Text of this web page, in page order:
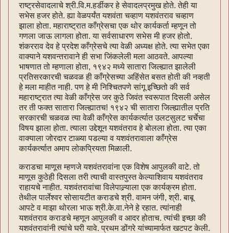
राष्ट्रसेवादलाचे श्री.वि.म.हर्डीकर हे सेवादलप्रमुख होते. तेही या
सभेस हजर होते. ह्या वेळपर्यंत यशवंता चव्हाण यशवंतराव चव्हाण
झाला होता. महाराष्ट्रात काँग्रेसचा एक थोर कार्यकर्ता म्हणून तो
गणला जाऊ लागला होता. या सर्वसाधारण सभेस मी हजर होतो.
शंकरराव देव हे प्रदेश काँग्रेसचे त्या वेळी अध्यक्ष होते. त्या सभेत एका
वाक्याने यशवन्तरावाने ही सभा जिंकलेली मला आठवते. आपल्या
भाषणात तो म्हणाला होता, १९४२ मध्ये सातारा जिल्ह्यात झालेली
प्रतिसरकारची चळवळ ही काँग्रेसच्या अहिंसेत बसत होती की नव्हती
हे मला माहीत नाही. पण हे मी निश्चितपणे सांगू इच्छितो की सर्व
महाराष्ट्रात त्या वेळी काँग्रेस जर कुठे जिवंत स्वरूपात दिसली असेल
तर ती फक्त सातारा जिल्ह्यातच! १९४२ ची सातारा जिल्ह्यातील प्रति
सरकारची चळवळ त्या वेळी काँग्रेस कार्यकर्त्यात उलटसुलट चर्चेचा
विषय झाला होता. त्याला उद्देशून यशवंतराव हे बोलला होता. त्या एका
वाक्याला जोरदार टाळ्या पडल्या व यशवंतरावाला काँग्रेस
कार्यकर्त्यात अमाप लोकप्रियता मिळाली.
कराडचा माणूस म्हणजे यशवंतरावांना एक विशेष आपुलकी वाटे. तो
माणूस कुठेही दिसला तरी त्याची वास्तपुस्त केल्याशिवाय यशवंतराव
राहायचे नाहीत. यशवंतरावांचा विलेपाल्र्याला एक कार्यक्रम होता.
तेथील पार्लेश्वर सोसायटीत कराडचे श्री. वामन जंगी, श्री. बाबू
आपटे व माझा थोरला भाऊ श्री.के.वा.नेने हे रहात. त्यांनाही
यशवंतराव कराडचे म्हणून आपुलकी व आदर होताच. त्यांची इच्छा की
यशवंतरावांनी त्यांचे घरी यावे. प्रथम डोंगरे यांच्यामार्फत खटपट केली.